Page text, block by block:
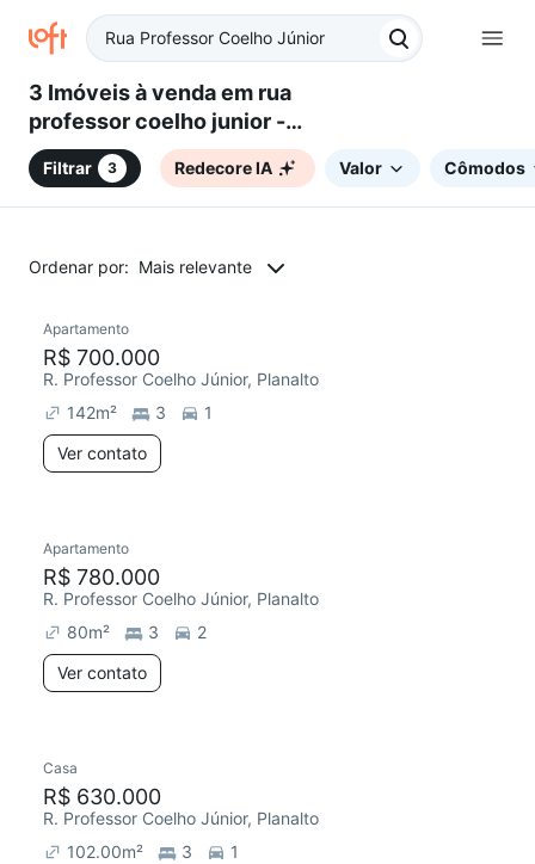
3 Imóveis à venda em rua
professor coelho junior -
Planalto, Belo Horizonte, MG
Filtrar 3 Redecore IA Valor Cômodos
Ordenar por: Mais relevante
Apartamento
R$ 700.000
R. Professor Coelho Júnior, Planalto
142m² 3
1
Ver contato
Apartamento
R$ 780.000
R. Professor Coelho Júnior, Planalto
80m² 3
2
Ver contato
Casa
R$ 630.000
R. Professor Coelho Júnior, Planalto
102.00m² 3
1